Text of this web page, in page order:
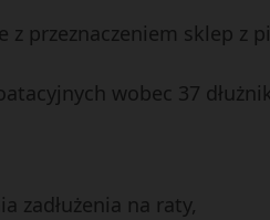
z przeznaczeniem sklep z
wobec 37
zadłużenia na raty,